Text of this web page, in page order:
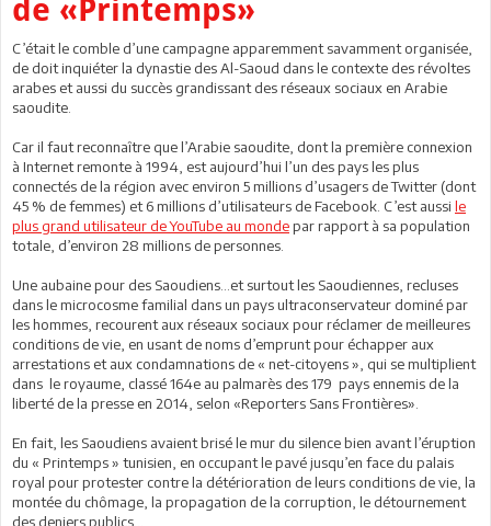
de «Printemps»
C’était le comble d’une campagne apparemment savamment organisée,
de doit inquiéter la dynastie des Al-Saoud dans le contexte des révoltes
arabes et aussi du succès grandissant des réseaux sociaux en Arabie
saoudite.
Car il faut reconnaître que l’Arabie saoudite, dont la première connexion
à Internet remonte à 1994, est aujourd’hui l’un des pays les plus
connectés de la région avec environ 5 millions d’usagers de Twitter (dont
45 % de femmes) et 6 millions d’utilisateurs de Facebook. C’est aussi le
plus grand utilisateur de YouTube au mondepar rapport à sa population
totale, d’environ 28 millions de personnes.
Une aubaine pour des Saoudiens…et surtout les Saoudiennes, recluses
dans le microcosme familial dans un pays ultraconservateur dominé par
les hommes, recourent aux réseaux sociaux pour réclamer de meilleures
conditions de vie, en usant de noms d’emprunt pour échapper aux
arrestations et aux condamnations de « net-citoyens », qui se multiplient
dans le royaume, classé 164e au palmarès des 179 pays ennemis de la
liberté de la presse en 2014, selon «Reporters Sans Frontières».
En fait, les Saoudiens avaient brisé le mur du silence bien avant l’éruption
du « Printemps » tunisien, en occupant le pavé jusqu’en face du palais
royal pour protester contre la détérioration de leurs conditions de vie, la
montée du chômage, la propagation de la corruption, le détournement
des deniers publics…